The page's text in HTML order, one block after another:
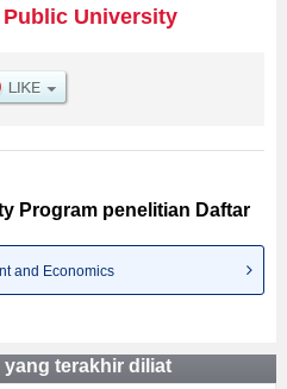
mancanegara seperti kuota
ujian masuk mahasiswa(i)
University
Program penelitian Daftar
and Economics
yang terakhir diliat